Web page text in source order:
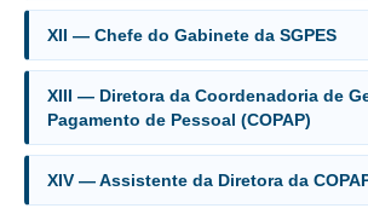
Carta de Serviços à Cidadania
Ouvidoria no CSJT
Dúvidas Frequentes
Avalie os Serviços da Ouvidoria
XII — Chefe do Gabinete da SGPES
XIII — Diretora da Coordenadoria de
Pagamento de Pessoal (COPAP)
XIV — Assistente da Diretora da